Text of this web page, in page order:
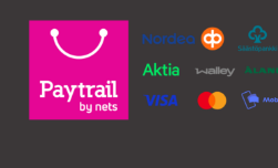
sivulla.